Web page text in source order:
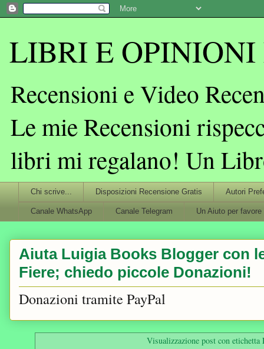
LIBRI E OPINIONI
Recensioni e Video
Le mie Recensioni
libri mi regalano! Un
Chi scrive... Disposizioni Recensione Gratis Autori
Canale WhatsApp Canale Telegram Un Aiuto per favore
Aiuta Luigia Books Blogger con
Fiere; chiedo piccole Donazioni!
Donazioni tramite PayPal
Visualizzazione post con etichetta